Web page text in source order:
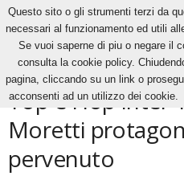
News Top e Flop Inter-Torino 0-
NEWS
Top e Flop Inter-
Moretti
pervenuto
Questo sito o gli strumenti terzi da
necessari al funzionamento ed utili
Se vuoi saperne di piu o negare il
consulta la cookie policy.
pagina, cliccando su un link o
acconsenti ad un utilizzo dei cookie.